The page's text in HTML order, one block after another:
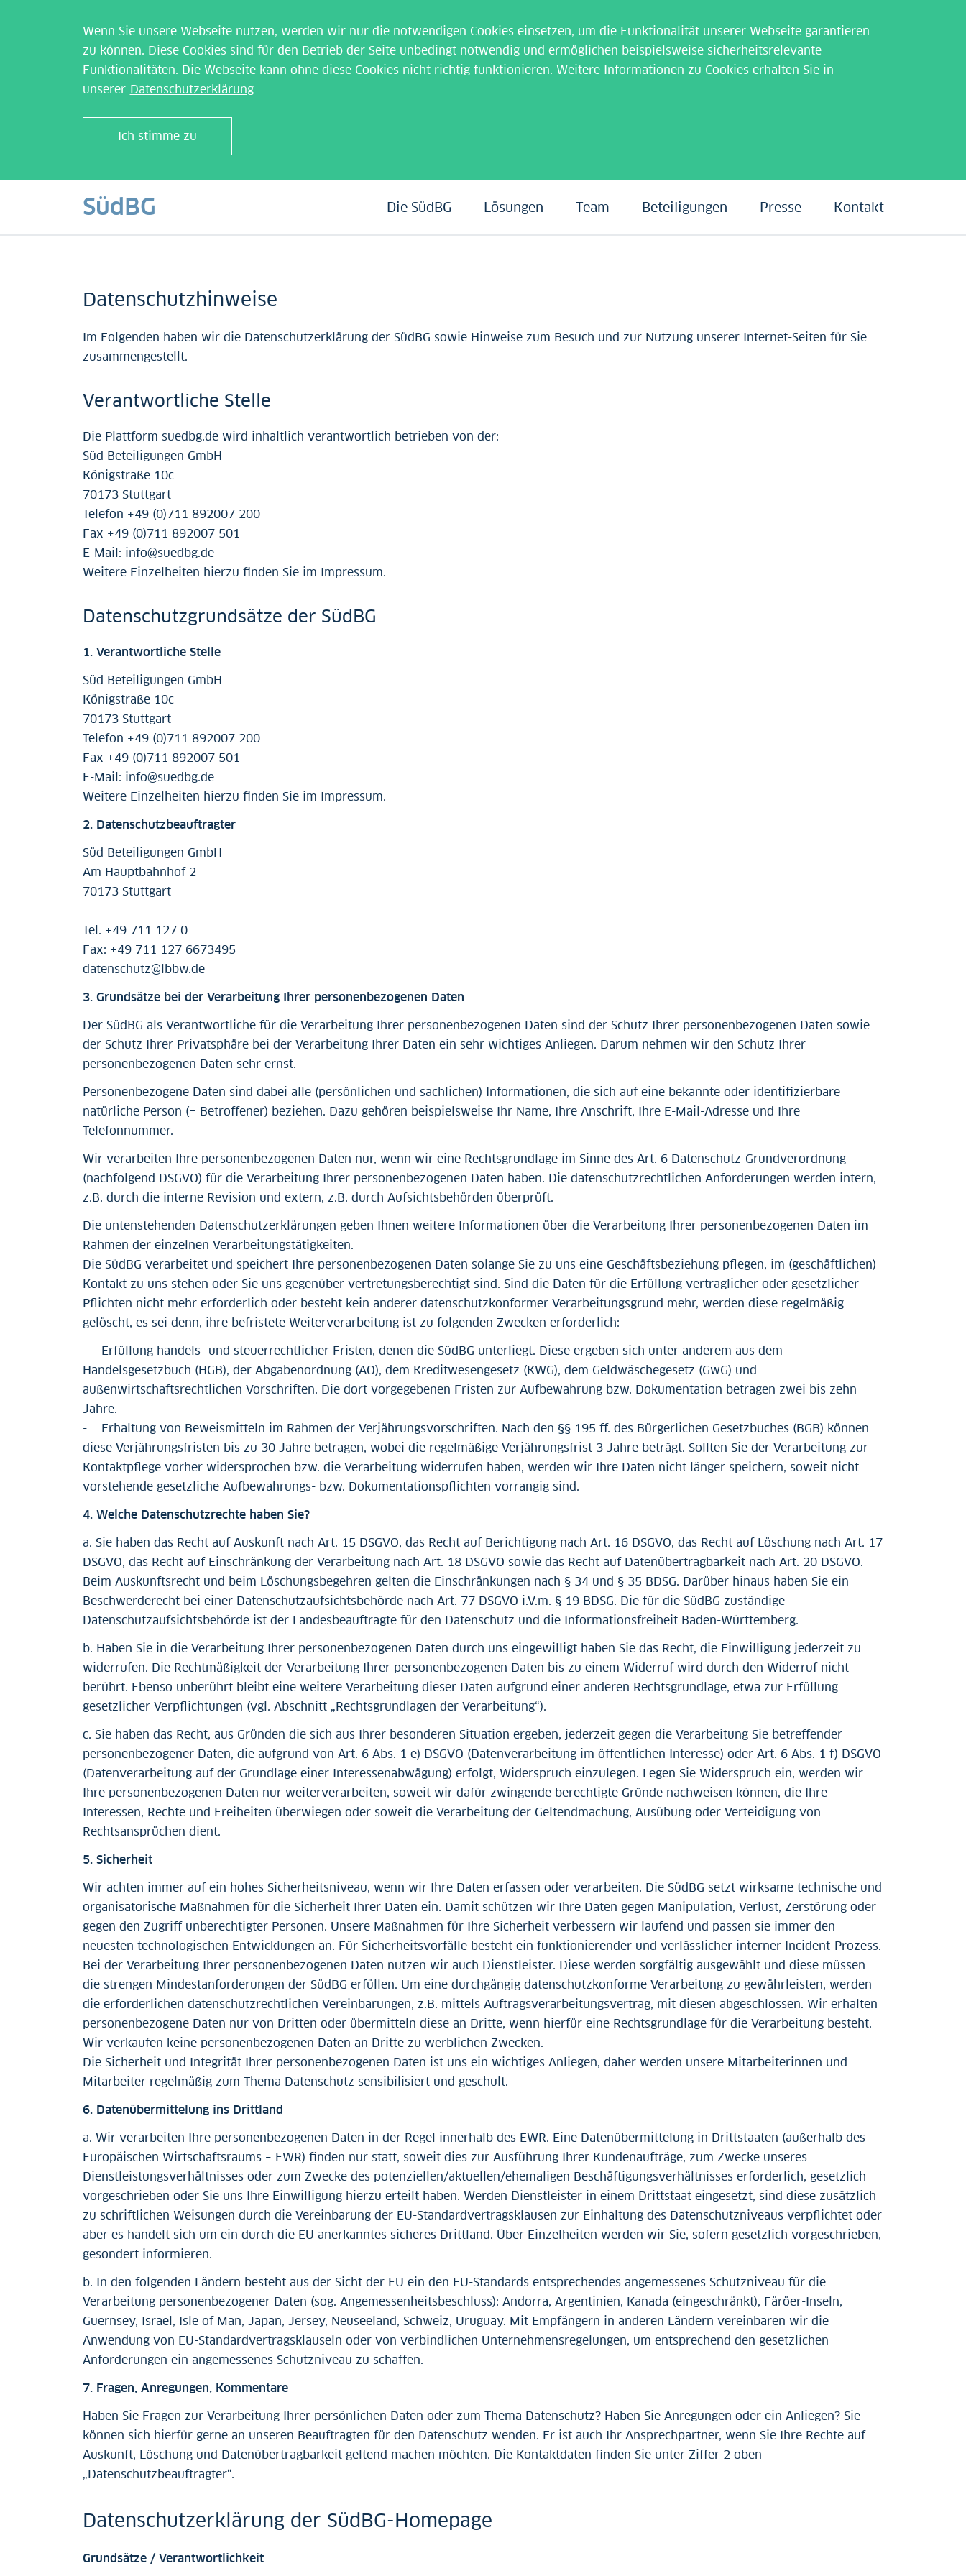
Wenn Sie unsere Webseite nutzen, werden wir nur die notwendigen Cookies einsetzen, um die Funktionalität unserer Webseite garantieren
zu können. Diese Cookies sind für den Betrieb der Seite unbedingt notwendig und ermöglichen beispielsweise sicherheitsrelevante
Funktionalitäten. Die Webseite kann ohne diese Cookies nicht richtig funktionieren. Weitere Informationen zu Cookies erhalten Sie in
unserer Datenschutzerklärung
Ich stimme zu
SüdBG Die SüdBG Lösungen Team Beteiligungen Presse Kontakt
Datenschutzhinweise
Im Folgenden haben wir die Datenschutzerklärung der SüdBG sowie Hinweise zum Besuch und zur Nutzung unserer Internet-Seiten für Sie
zusammengestellt.
Verantwortliche Stelle
Die Plattform suedbg.de wird inhaltlich verantwortlich betrieben von der:
Süd Beteiligungen GmbH
Königstraße 10c
70173 Stuttgart
Telefon +49 (0)711 892007 200
Fax +49 (0)711 892007 501
E-Mail: info@suedbg.de
Weitere Einzelheiten hierzu finden Sie im Impressum.
Datenschutzgrundsätze der SüdBG
1. Verantwortliche Stelle
Süd Beteiligungen GmbH
Königstraße 10c
70173 Stuttgart
Telefon +49 (0)711 892007 200
Fax +49 (0)711 892007 501
E-Mail: info@suedbg.de
Weitere Einzelheiten hierzu finden Sie im Impressum.
2. Datenschutzbeauftragter
Süd Beteiligungen GmbH
Am Hauptbahnhof 2
70173 Stuttgart
Tel. +49 711 127 0
Fax: +49 711 127 6673495
datenschutz@lbbw.de
3. Grundsätze bei der Verarbeitung Ihrer personenbezogenen Daten
Der SüdBG als Verantwortliche für die Verarbeitung Ihrer personenbezogenen Daten sind der Schutz Ihrer personenbezogenen Daten sowie
der Schutz Ihrer Privatsphäre bei der Verarbeitung Ihrer Daten ein sehr wichtiges Anliegen. Darum nehmen wir den Schutz Ihrer
personenbezogenen Daten sehr ernst.
Personenbezogene Daten sind dabei alle (persönlichen und sachlichen) Informationen, die sich auf eine bekannte oder identifizierbare
natürliche Person (= Betroffener) beziehen. Dazu gehören beispielsweise Ihr Name, Ihre Anschrift, Ihre E-Mail-Adresse und Ihre
Telefonnummer.
Wir verarbeiten Ihre personenbezogenen Daten nur, wenn wir eine Rechtsgrundlage im Sinne des Art. 6 Datenschutz-Grundverordnung
(nachfolgend DSGVO) für die Verarbeitung Ihrer personenbezogenen Daten haben. Die datenschutzrechtlichen Anforderungen werden intern,
z.B. durch die interne Revision und extern, z.B. durch Aufsichtsbehörden überprüft.
Die untenstehenden Datenschutzerklärungen geben Ihnen weitere Informationen über die Verarbeitung Ihrer personenbezogenen Daten im
Rahmen der einzelnen Verarbeitungstätigkeiten.
Die SüdBG verarbeitet und speichert Ihre personenbezogenen Daten solange Sie zu uns eine Geschäftsbeziehung pflegen, im (geschäftlichen)
Kontakt zu uns stehen oder Sie uns gegenüber vertretungsberechtigt sind. Sind die Daten für die Erfüllung vertraglicher oder gesetzlicher
Pflichten nicht mehr erforderlich oder besteht kein anderer datenschutzkonformer Verarbeitungsgrund mehr, werden diese regelmäßig
gelöscht, es sei denn, ihre befristete Weiterverarbeitung ist zu folgenden Zwecken erforderlich:
- Erfüllung handels- und steuerrechtlicher Fristen, denen die SüdBG unterliegt. Diese ergeben sich unter anderem aus dem
Handelsgesetzbuch (HGB), der Abgabenordnung (AO), dem Kreditwesengesetz (KWG), dem Geldwäschegesetz (GwG) und
außenwirtschaftsrechtlichen Vorschriften. Die dort vorgegebenen Fristen zur Aufbewahrung bzw. Dokumentation betragen zwei bis zehn
Jahre.
- Erhaltung von Beweismitteln im Rahmen der Verjährungsvorschriften. Nach den §§ 195 ff. des Bürgerlichen Gesetzbuches (BGB) können
diese Verjährungsfristen bis zu 30 Jahre betragen, wobei die regelmäßige Verjährungsfrist 3 Jahre beträgt. Sollten Sie der Verarbeitung zur
Kontaktpflege vorher widersprochen bzw. die Verarbeitung widerrufen haben, werden wir Ihre Daten nicht länger speichern, soweit nicht
vorstehende gesetzliche Aufbewahrungs- bzw. Dokumentationspflichten vorrangig sind.
4. Welche Datenschutzrechte haben Sie?
a. Sie haben das Recht auf Auskunft nach Art. 15 DSGVO, das Recht auf Berichtigung nach Art. 16 DSGVO, das Recht auf Löschung nach Art. 17
DSGVO, das Recht auf Einschränkung der Verarbeitung nach Art. 18 DSGVO sowie das Recht auf Datenübertragbarkeit nach Art. 20 DSGVO.
Beim Auskunftsrecht und beim Löschungsbegehren gelten die Einschränkungen nach § 34 und § 35 BDSG. Darüber hinaus haben Sie ein
Beschwerderecht bei einer Datenschutzaufsichtsbehörde nach Art. 77 DSGVO i.V.m. § 19 BDSG. Die für die SüdBG zuständige
Datenschutzaufsichtsbehörde ist der Landesbeauftragte für den Datenschutz und die Informationsfreiheit Baden-Württemberg.
b. Haben Sie in die Verarbeitung Ihrer personenbezogenen Daten durch uns eingewilligt haben Sie das Recht, die Einwilligung jederzeit zu
widerrufen. Die Rechtmäßigkeit der Verarbeitung Ihrer personenbezogenen Daten bis zu einem Widerruf wird durch den Widerruf nicht
berührt. Ebenso unberührt bleibt eine weitere Verarbeitung dieser Daten aufgrund einer anderen Rechtsgrundlage, etwa zur Erfüllung
gesetzlicher Verpflichtungen (vgl. Abschnitt „Rechtsgrundlagen der Verarbeitung“).
c. Sie haben das Recht, aus Gründen die sich aus Ihrer besonderen Situation ergeben, jederzeit gegen die Verarbeitung Sie betreffender
personenbezogener Daten, die aufgrund von Art. 6 Abs. 1 e) DSGVO (Datenverarbeitung im öffentlichen Interesse) oder Art. 6 Abs. 1 f) DSGVO
(Datenverarbeitung auf der Grundlage einer Interessenabwägung) erfolgt, Widerspruch einzulegen. Legen Sie Widerspruch ein, werden wir
Ihre personenbezogenen Daten nur weiterverarbeiten, soweit wir dafür zwingende berechtigte Gründe nachweisen können, die Ihre
Interessen, Rechte und Freiheiten überwiegen oder soweit die Verarbeitung der Geltendmachung, Ausübung oder Verteidigung von
Rechtsansprüchen dient.
5. Sicherheit
Wir achten immer auf ein hohes Sicherheitsniveau, wenn wir Ihre Daten erfassen oder verarbeiten. Die SüdBG setzt wirksame technische und
organisatorische Maßnahmen für die Sicherheit Ihrer Daten ein. Damit schützen wir Ihre Daten gegen Manipulation, Verlust, Zerstörung oder
gegen den Zugriff unberechtigter Personen. Unsere Maßnahmen für Ihre Sicherheit verbessern wir laufend und passen sie immer den
neuesten technologischen Entwicklungen an. Für Sicherheitsvorfälle besteht ein funktionierender und verlässlicher interner Incident-Prozess.
Bei der Verarbeitung Ihrer personenbezogenen Daten nutzen wir auch Dienstleister. Diese werden sorgfältig ausgewählt und diese müssen
die strengen Mindestanforderungen der SüdBG erfüllen. Um eine durchgängig datenschutzkonforme Verarbeitung zu gewährleisten, werden
die erforderlichen datenschutzrechtlichen Vereinbarungen, z.B. mittels Auftragsverarbeitungsvertrag, mit diesen abgeschlossen. Wir erhalten
personenbezogene Daten nur von Dritten oder übermitteln diese an Dritte, wenn hierfür eine Rechtsgrundlage für die Verarbeitung besteht.
Wir verkaufen keine personenbezogenen Daten an Dritte zu werblichen Zwecken.
Die Sicherheit und Integrität Ihrer personenbezogenen Daten ist uns ein wichtiges Anliegen, daher werden unsere Mitarbeiterinnen und
Mitarbeiter regelmäßig zum Thema Datenschutz sensibilisiert und geschult.
6. Datenübermittelung ins Drittland
a. Wir verarbeiten Ihre personenbezogenen Daten in der Regel innerhalb des EWR. Eine Datenübermittelung in Drittstaaten (außerhalb des
Europäischen Wirtschaftsraums – EWR) finden nur statt, soweit dies zur Ausführung Ihrer Kundenaufträge, zum Zwecke unseres
Dienstleistungsverhältnisses oder zum Zwecke des potenziellen/aktuellen/ehemaligen Beschäftigungsverhältnisses erforderlich, gesetzlich
vorgeschrieben oder Sie uns Ihre Einwilligung hierzu erteilt haben. Werden Dienstleister in einem Drittstaat eingesetzt, sind diese zusätzlich
zu schriftlichen Weisungen durch die Vereinbarung der EU-Standardvertragsklausen zur Einhaltung des Datenschutzniveaus verpflichtet oder
aber es handelt sich um ein durch die EU anerkanntes sicheres Drittland. Über Einzelheiten werden wir Sie, sofern gesetzlich vorgeschrieben,
gesondert informieren.
b. In den folgenden Ländern besteht aus der Sicht der EU ein den EU-Standards entsprechendes angemessenes Schutzniveau für die
Verarbeitung personenbezogener Daten (sog. Angemessenheitsbeschluss): Andorra, Argentinien, Kanada (eingeschränkt), Färöer-Inseln,
Guernsey, Israel, Isle of Man, Japan, Jersey, Neuseeland, Schweiz, Uruguay. Mit Empfängern in anderen Ländern vereinbaren wir die
Anwendung von EU-Standardvertragsklauseln oder von verbindlichen Unternehmensregelungen, um entsprechend den gesetzlichen
Anforderungen ein angemessenes Schutzniveau zu schaffen.
7. Fragen, Anregungen, Kommentare
Haben Sie Fragen zur Verarbeitung Ihrer persönlichen Daten oder zum Thema Datenschutz? Haben Sie Anregungen oder ein Anliegen? Sie
können sich hierfür gerne an unseren Beauftragten für den Datenschutz wenden. Er ist auch Ihr Ansprechpartner, wenn Sie Ihre Rechte auf
Auskunft, Löschung und Datenübertragbarkeit geltend machen möchten. Die Kontaktdaten finden Sie unter Ziffer 2 oben
„Datenschutzbeauftragter“.
Datenschutzerklärung der SüdBG-Homepage
Grundsätze / Verantwortlichkeit